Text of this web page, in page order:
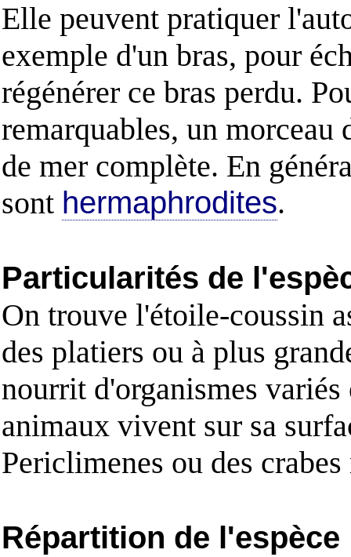
Elle peuvent pratiquer
exemple d'un bras, pour
régénérer ce bras perdu.
remarquables, un morceau
de mer complète. En
sont hermaphrodites.
Particularités de
On trouve l'étoile-coussin
des platiers ou à plus
nourrit d'organismes
animaux vivent sur sa
Periclimenes ou des
Répartition de l'espèce